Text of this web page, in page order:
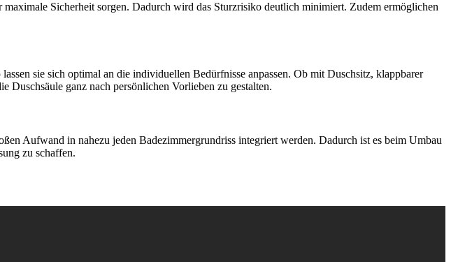
Sicherheit sorgen. Dadurch wird das Sturzrisiko deutlich minimiert. Zudem ermöglichen
sie sich optimal an die individuellen Bedürfnisse anpassen. Ob mit Duschsitz, klappbarer
Duschsäule ganz nach persönlichen Vorlieben zu gestalten.
Aufwand in nahezu jeden Badezimmergrundriss integriert werden. Dadurch ist es beim Umbau
zu schaffen.